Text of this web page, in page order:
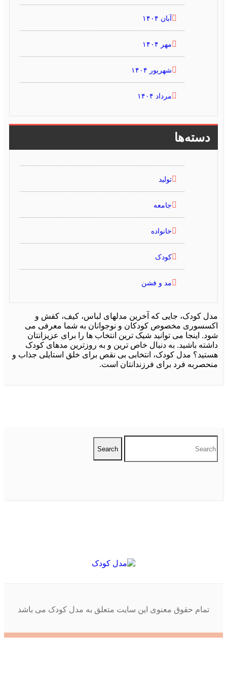
آبان ۱۴۰۴
مهر ۱۴۰۴
شهریور ۱۴۰۴
مرداد ۱۴۰۴
دسته‌ها
تولید
جامعه
خانواده
کودک
مد و فشن
کودک، جایی که آخرین مدلهای لباس، کیف، کفش و
مخصوص کودکان و نوجوانان به شما معرفی می
اینجا می توانید شیک ترین انتخاب ها را برای عزیزانتان
باشید. به دنبال خاص ترین و به روزترین مدهای کودک
مدل کودک، انتخابی بی نقص برای خلق استایلی جذاب و
فرد برای فرزندانتان است.
تمام حقوق معنوی این سایت متعلق به مدل کودک می باشد